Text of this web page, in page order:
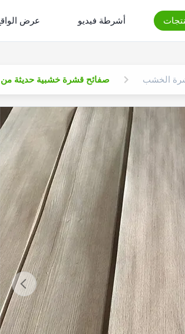
أشرطة فيديو عرض
الخشب صفائح قشرة خشبية حديثة من خشب البلوط